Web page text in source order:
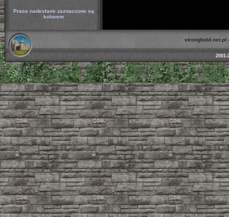
Prace nadesłane zaznaczone są
kolorem
stronghold.net.pl